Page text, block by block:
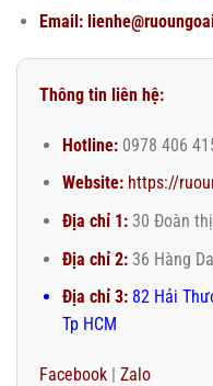
Email:
Thông tin liên hệ:
Hotline:0978 406
Website: https://
Địa chỉ 1:30 Đoàn
Địa chỉ 2:36 Hàng
Địa chỉ 3:82 Hải
Tp HCM
Facebook | Zalo